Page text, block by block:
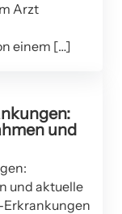
Arzt
einem […]
und
und aktuelle